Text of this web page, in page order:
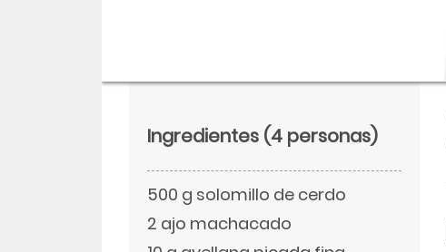
Ingredientes (4 personas)
500 g solomillo de cerdo
2 ajo machacado